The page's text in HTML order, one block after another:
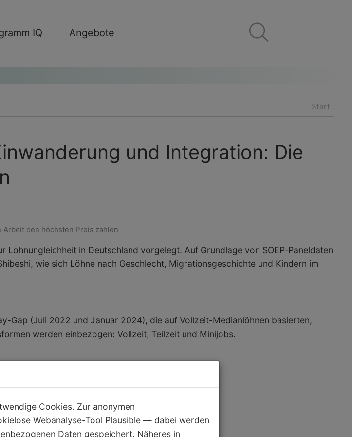
IQ Angebote
Start
und Integration: Die
den höchsten Preis zahlen
in Deutschland vorgelegt. Auf Grundlage von SOEP-Paneldaten
wie sich Löhne nach Geschlecht, Migrationsgeschichte und Kindern im
Gap (Juli 2022 und Januar 2024), die auf Vollzeit-Medianlöhnen basierten,
werden einbezogen: Vollzeit, Teilzeit und Minijobs.
modelliert
Cookies. Zur anonymen
Webanalyse-Tool Plausible — dabei werden
Daten gespeichert. Näheres in